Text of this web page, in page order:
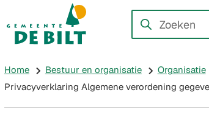
Mijn De Bilt
(Verwijst naar een externe
Zoeken
Wanneer
beschikbaar
zijn
Home Bestuur en organisatie Organisatie
Privacyverklaring Algemene verordening